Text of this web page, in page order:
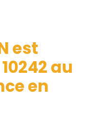
est
au
en